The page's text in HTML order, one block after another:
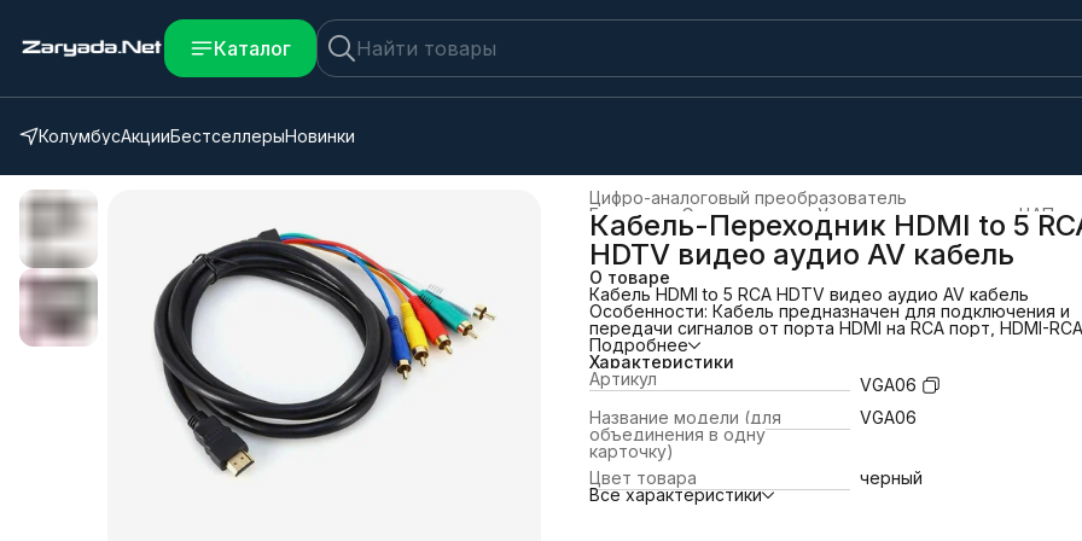
Каталог
КолумбусАкцииБестселлерыНовинки
Цифро-аналоговый преобразователь
Усилители, ресиверы и ЦАПы
›
Электроника
Главная
Кабель-Переходник HDMI to 5
HDTV видео аудио AV кабель
О товаре
Кабель HDMI to 5 RCA HDTV видео аудио AV кабель
Особенности: Кабель предназначен для подключения и
передачи сигналов от порта HDMI на RCA порт, HDMI-RCA
RGB.Подходит для подключения систем домашних
кинотеатров, видео приставок, ресиверов и многих
устройств с HDMI разъемом. Для того, чтобы совместить
два формата сигнала, оба устройства ввода и вывода
должны поддерживать функцию преобразования сигнала
(кодирования и декодирования), ознакомьтесь с
руководством и техническими характеристиками ваших
устройств. Если предполагаемые к подключению
(ввода / вывода) не поддерживают преобразование
можно воспользоваться следующими товарами: HDMI to
Подробнее
Характеристики
Артикул
VGA06
Название модели (для
объединения в одну
карточку)
VGA06
Цвет товара
черный
Все характеристики